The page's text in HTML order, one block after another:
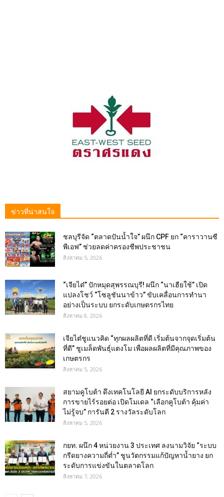
ข่าวที่น่าสนใจ
ชลบุรีจัด “ตลาดปันน้ำใจ” ผนึก CPF ยก “คาราวานซี
พีเอฟ” ช่วยลดค่าครองชีพประชาชน
สิงหาคม 5, 2026
“เจียไต๋” ปักหมุดสุพรรณบุรี! ผนึก “นาเฮียใช้” เปิด
แปลงโชว์ “โซลูชันนาข้าว” ขับเคลื่อนการทำนา
อย่างเป็นระบบ ยกระดับเกษตรกรไทย
สิงหาคม 8, 2026
เจียไต๋ชูแนวคิด “ทุกผลผลิตที่ดี เริ่มต้นจากจุดเริ่มต้น
ที่ดี” ชูเมล็ดพันธุ์แตงโม เพื่อผลผลิตที่มีคุณภาพของ
เกษตรกร
สิงหาคม 5, 2026
สยามคูโบต้า ดึงเทคโนโลยี AI ยกระดับบริการหลัง
การขายไร้รอยต่อ เปิดโมเดล “เลือกคูโบต้า คุ้มค่า
ไม่รู้จบ” การันตี 2 รางวัลระดับโลก
สิงหาคม 5, 2026
กยท. ผนึก 4 หน่วยงาน 3 ประเทศ ลงนามวิจัย “ระบบ
กรีดยางความถี่ต่ำ” ชูนวัตกรรมแก้ปัญหาน้ำยาง ยก
ระดับการแข่งขันในตลาดโลก
สิงหาคม 7, 2026